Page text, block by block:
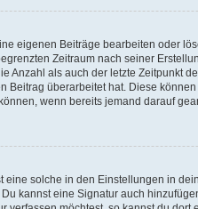
eigenen Beiträge bearbeiten oder
Zeitraum nach seiner
Anzahl als auch der letzte Zeitpunkt
Beitrag überarbeitet hat. Diese
wenn bereits jemand darauf
solche in den Einstellungen in
kannst eine Signatur auch